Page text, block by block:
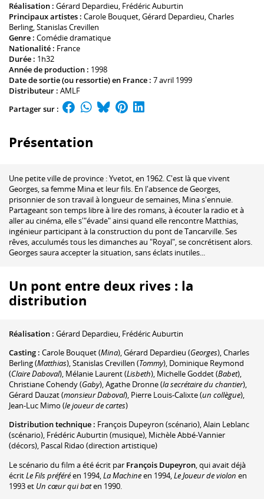
Réalisation : Gérard Depardieu, Frédéric Auburtin
Principaux artistes : Carole Bouquet,Gérard Depardieu,Charles
Berling,Stanislas Crevillen
Genre : Comédie dramatique
Nationalité : France
Durée : 1h32
Année de production : 1998
Date de sortie (ou ressortie) en France : 7 avril 1999
Distributeur : AMLF
Partager sur :
Présentation
Une petite ville de province : Yvetot, en 1962. C'est là que vivent
Georges, sa femme Mina et leur fils. En l'absence de Georges,
prisonnier de son travail à longueur de semaines, Mina s'ennuie.
Partageant son temps libre à lire des romans, à écouter la radio et à
aller au cinéma, elle s'"évade" ainsi quand elle rencontre Matthias,
ingénieur participant à la construction du pont de Tancarville. Ses
rêves, acculumés tous les dimanches au "Royal", se concrétisent alors.
Georges saura accepter la situation, sans éclats inutiles...
Un pont entre deux rives : la
distribution
Réalisation : Gérard Depardieu, Frédéric Auburtin
Casting : Carole Bouquet(Mina),Gérard Depardieu (Georges),Charles
Berling(Matthias),Stanislas Crevillen (Tommy), Dominique Reymond
(Claire Daboval), Mélanie Laurent(Lisbeth), Michelle Goddet(Babet),
Christiane Cohendy(Gaby),Agathe Dronne(la secrétaire du chantier),
Gérard Dauzat(monsieur Daboval), Pierre Louis-Calixte(un collègue),
Jean-Luc Mimo (le joueur de cartes)
Distribution technique : François Dupeyron (scénario),Alain Leblanc
(scénario), Frédéric Auburtin (musique), Michèle Abbé-Vannier
(décors), Pascal Ridao (direction artistique)
Le scénario du film a été écrit par François Dupeyron, qui avait déjà
écritLe Fils préféréen 1994,La Machineen 1994,Le Joueur de violon en
1993 et Un cœur qui baten 1990.